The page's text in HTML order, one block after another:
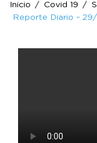
Inicio Covid 19
Reporte Diario –